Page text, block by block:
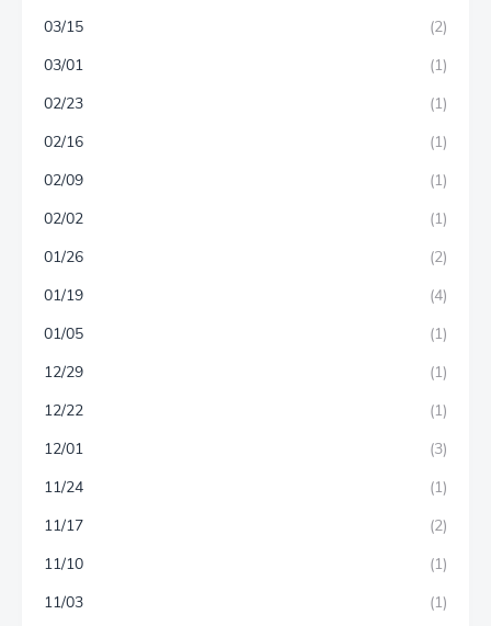
03/15
(2)
03/01
(1)
02/23
(1)
02/16
(1)
02/09
(1)
02/02
(1)
01/26
(2)
01/19
(4)
01/05
(1)
12/29
(1)
12/22
(1)
12/01
(3)
11/24
(1)
11/17
(2)
11/10
(1)
11/03
(1)